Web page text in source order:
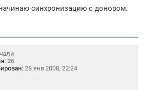
синхронизацию с донором.
26
28 янв 2008, 22:24